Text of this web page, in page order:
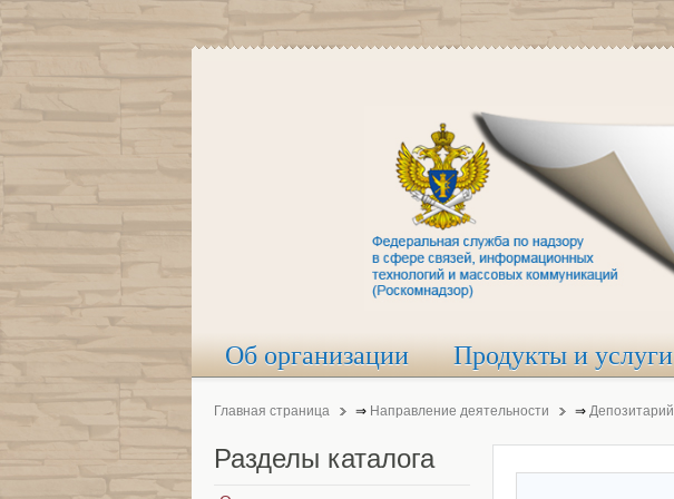
Об организации Продукты и услуги
Главная страница ⇒ Направление деятельности ⇒
Разделы каталога